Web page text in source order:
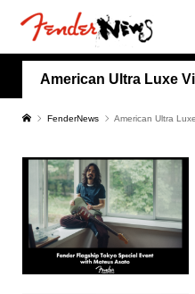
American Ultra Luxe
FenderNews American Ultra